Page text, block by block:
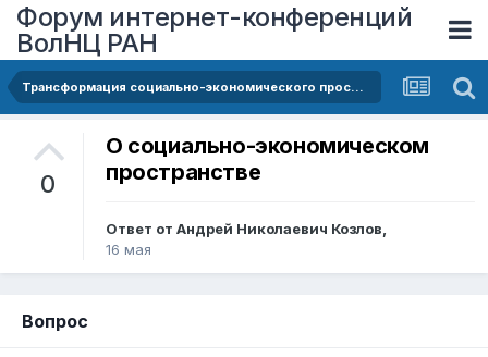
Форум интернет-конференций
ВолНЦ РАН
Трансформация социально-экономического пространства: воздействия и результаты
0
О социально-экономическом
пространстве
Ответ от Андрей Николаевич Козлов,
16 мая
Вопрос